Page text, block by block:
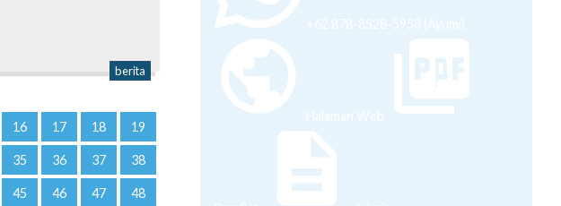
berita
16 17 18 19
35 36 37 38
45 46 47 48
+62 878-8528-5958 (Ayumi)
Halaman Web